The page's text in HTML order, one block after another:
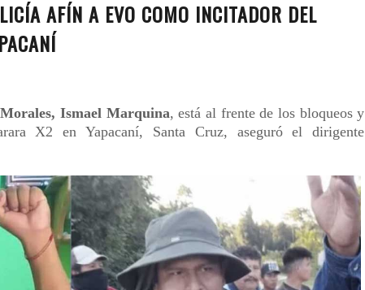
AFÍN A EVO COMO INCITADOR DEL
Ismael Marquina, está al frente de los bloqueos y
X2 en Yapacaní, Santa Cruz, aseguró el dirigente